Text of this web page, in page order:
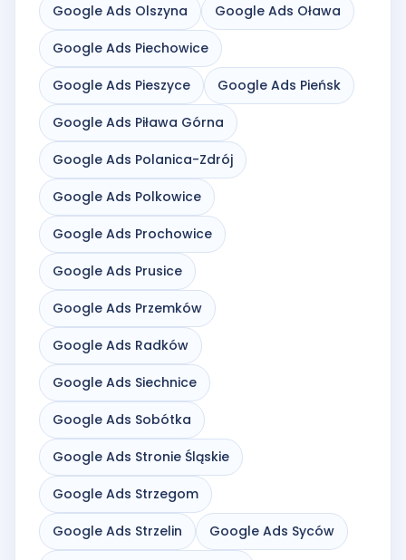
Google Ads Olszyna Google Ads Oława
Google Ads Piechowice
Google Ads Pieszyce Google Ads Pieńsk
Google Ads Piława Górna
Google Ads Polanica-Zdrój
Google Ads Polkowice
Google Ads Prochowice
Google Ads Prusice
Google Ads Przemków
Google Ads Radków
Google Ads Siechnice
Google Ads Sobótka
Google Ads Stronie Śląskie
Google Ads Strzegom
Google Ads Strzelin Google Ads Syców